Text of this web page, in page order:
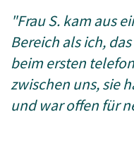
"Frau S. kam aus
Bereich als ich,
beim ersten
zwischen uns, sie
und war offen für